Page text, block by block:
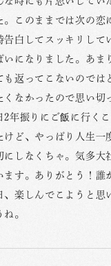
このままでは次の恋
告白してスッキリして
いになりました。あま
も返ってこないのでは
くなかったので思い切
2年振りにご飯に行く
けど、やっぱり人生一
にしなくちゃ。気多大
ます。ありがとう！誰
、楽しんでこようと思
。